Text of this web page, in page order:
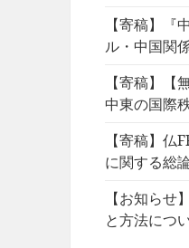
【寄稿】『
ル・中国関
【寄稿】【
中東の国際
【寄稿】仏
に関する総
【お知らせ
と方法につ